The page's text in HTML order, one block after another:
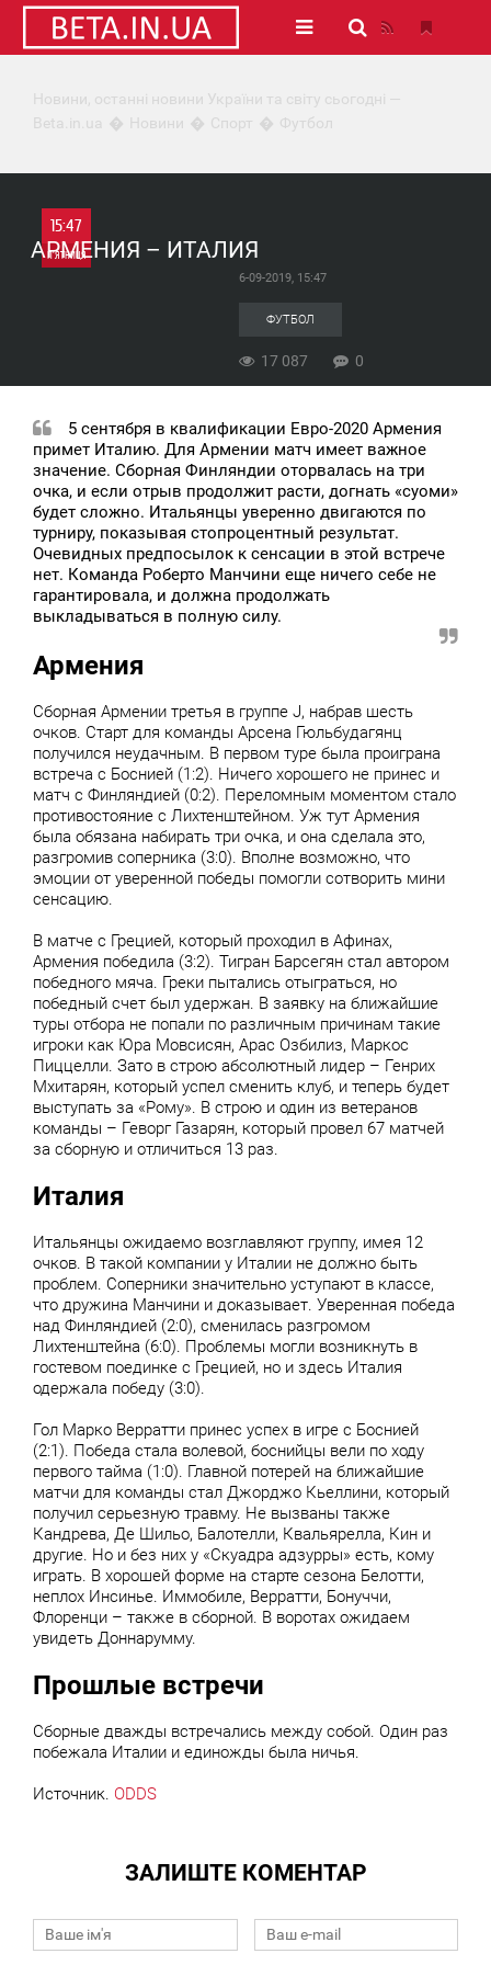
Новини, останні новини України та світу сьогодні —
Beta.in.ua
Новини Спорт Футбол
15:47
П'ЯТНИЦЯ
АРМЕНИЯ‌ ‌–‌ ‌ИТАЛИЯ‌
6-09-2019, 15:47
ФУТБОЛ
17 087 0
5 сентября в квалификации Евро-2020 Армения
примет Италию. Для Армении матч имеет важное
значение. Сборная Финляндии оторвалась на три
очка, и если отрыв продолжит расти, догнать «суоми»
будет сложно. Итальянцы уверенно двигаются по
турниру, показывая стопроцентный результат.
Очевидных предпосылок к сенсации в этой встрече
нет. Команда Роберто Манчини еще ничего себе не
гарантировала, и должна продолжать
выкладываться в полную силу.
Армения
Сборная Армении третья в группе J, набрав шесть
очков. Старт для команды Арсена Гюльбудагянц
получился неудачным. В первом туре была проиграна
встреча с Боснией (1:2). Ничего хорошего не принес и
матч с Финляндией (0:2). Переломным моментом стало
противостояние с Лихтенштейном. Уж тут Армения
была обязана набирать три очка, и она сделала это,
разгромив соперника (3:0). Вполне возможно, что
эмоции от уверенной победы помогли сотворить мини
сенсацию.
В матче с Грецией, который проходил в Афинах,
Армения победила (3:2). Тигран Барсегян стал автором
победного мяча. Греки пытались отыграться, но
победный счет был удержан. В заявку на ближайшие
туры отбора не попали по различным причинам такие
игроки как Юра Мовсисян, Арас Озбилиз, Маркос
Пиццелли. Зато в строю абсолютный лидер – Генрих
Мхитарян, который успел сменить клуб, и теперь будет
выступать за «Рому». В строю и один из ветеранов
команды – Геворг Газарян, который провел 67 матчей
за сборную и отличиться 13 раз.
Италия
Итальянцы ожидаемо возглавляют группу, имея 12
очков. В такой компании у Италии не должно быть
проблем. Соперники значительно уступают в классе,
что дружина Манчини и доказывает. Уверенная победа
над Финляндией (2:0), сменилась разгромом
Лихтенштейна (6:0). Проблемы могли возникнуть в
гостевом поединке с Грецией, но и здесь Италия
одержала победу (3:0).
Гол Марко Верратти принес успех в игре с Боснией
(2:1). Победа стала волевой, боснийцы вели по ходу
первого тайма (1:0). Главной потерей на ближайшие
матчи для команды стал Джорджо Кьеллини, который
получил серьезную травму. Не вызваны также
Кандрева, Де Шильо, Балотелли, Квальярелла, Кин и
другие. Но и без них у «Скуадра адзурры» есть, кому
играть. В хорошей форме на старте сезона Белотти,
неплох Инсинье. Иммобиле, Верратти, Бонуччи,
Флоренци – также в сборной. В воротах ожидаем
увидеть Доннарумму.
Прошлые встречи
Сборные дважды встречались между собой. Один раз
побежала Италии и единожды была ничья.
Источник. ODDS
ЗАЛИШТЕ КОМЕНТАР